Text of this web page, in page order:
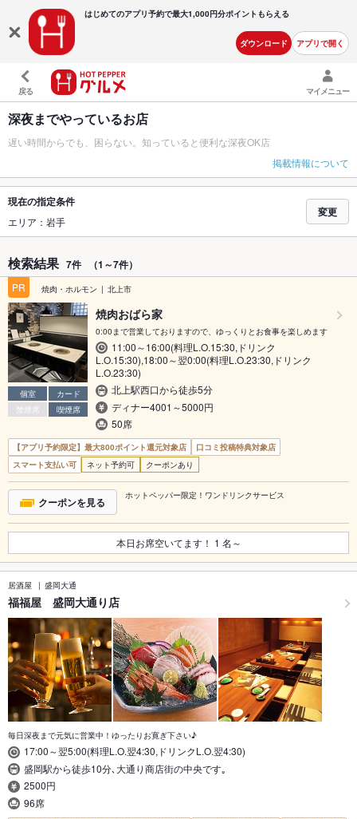
はじめてのアプリ予約で最大1,000円分ポイントもらえる
ダウンロード アプリで開く
戻る マイメニュー
深夜までやっているお店
遅い時間からでも、困らない。知っていると便利な深夜OK店
掲載情報について
現在の指定条件
エリア：岩手
変更
検索結果 7件 （1～7件）
PR 焼肉・ホルモン 北上市
個室
カード
禁煙席
喫煙席
焼肉おばら家
0:00まで営業しておりますので、ゆっくりとお食事を楽しめます
11:00～16:00(料理L.O.15:30,ドリンク
L.O.15:30),18:00～翌0:00(料理L.O.23:30,ドリンク
L.O.23:30)
北上駅西口から徒歩5分
ディナー4001～5000円
50席
【アプリ予約限定】最大800ポイント還元対象店
口コミ投稿特典対象店
スマート支払い可
ネット予約可 クーポンあり
クーポンを見る ホットペッパー限定！ワンドリンクサービス
本日お席空いてます！ 1 名～
居酒屋 盛岡大通
福福屋 盛岡大通り店
毎日深夜まで元気に営業中！ゆったりお寛ぎ下さい♪
17:00～翌5:00(料理L.O.翌4:30,ドリンクL.O.翌4:30)
盛岡駅から徒歩10分､大通り商店街の中央です｡
2500円
96席